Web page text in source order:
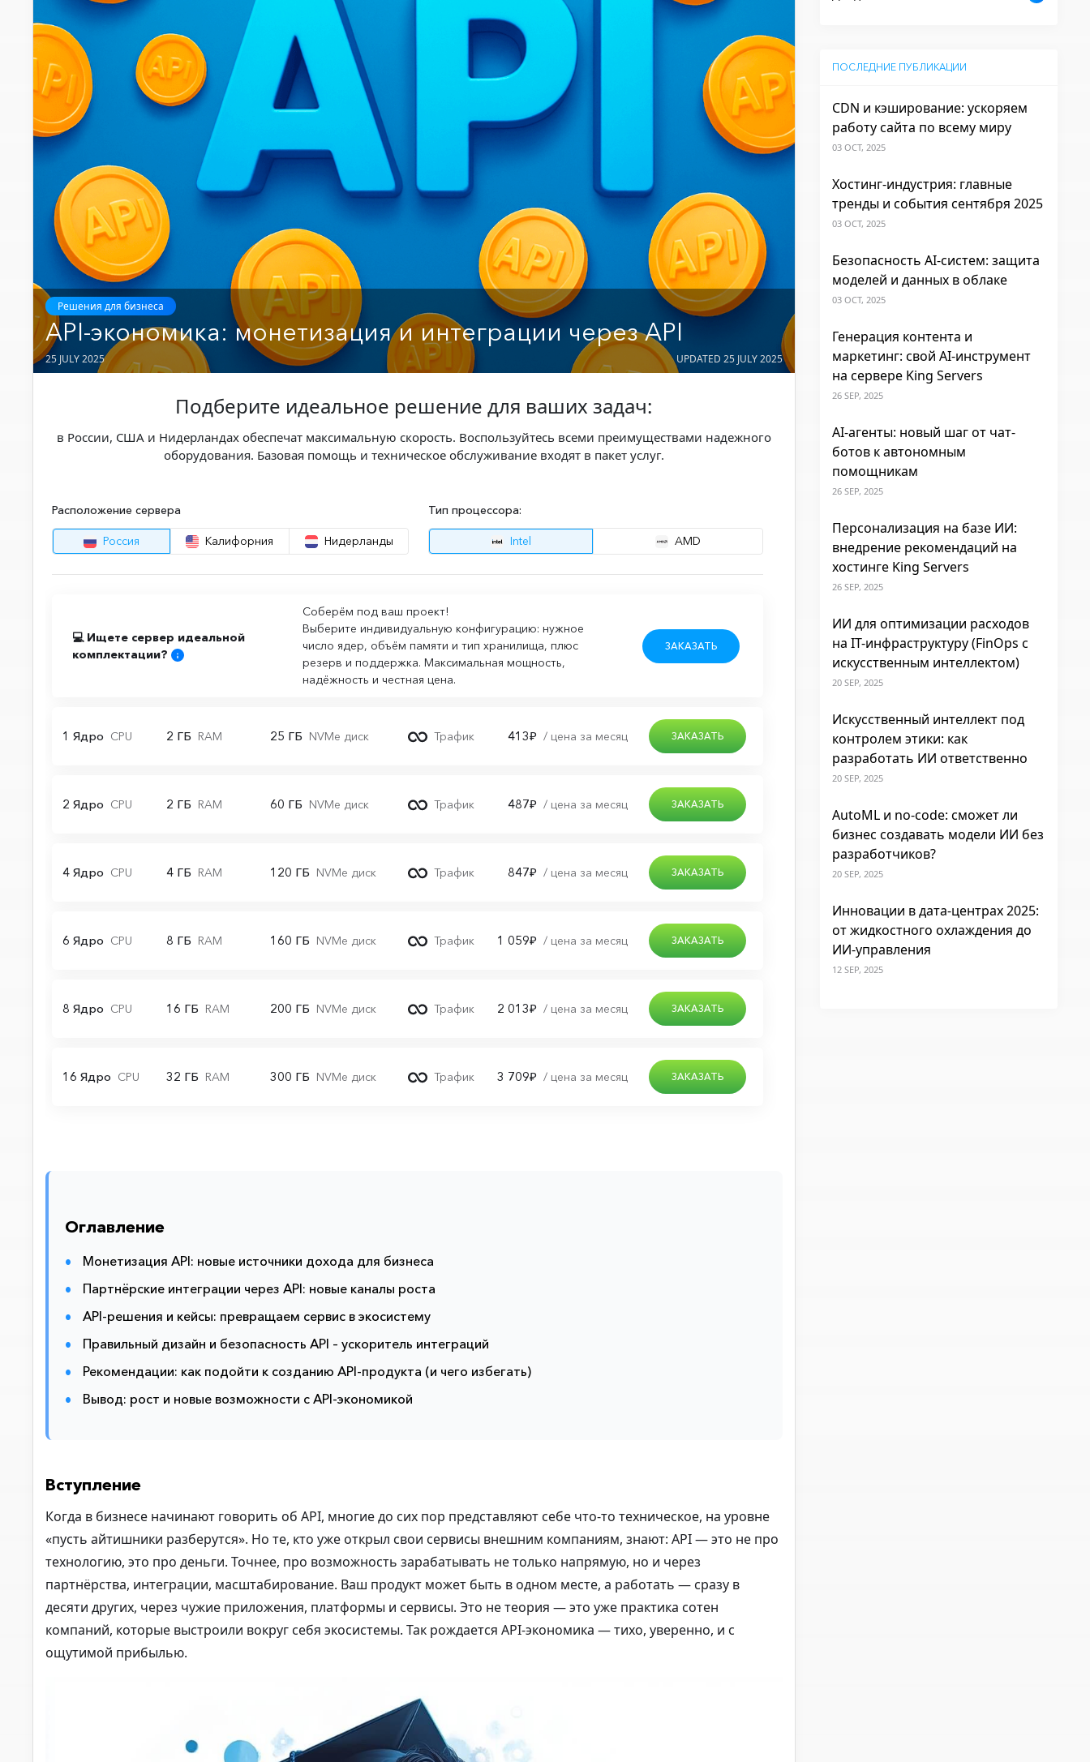
Решения для бизнеса
API-экономика: монетизация и интеграции через API
25 JULY 2025 UPDATED 25 JULY 2025
Подберите идеальное решение для ваших задач:
в России, США и Нидерландах обеспечат максимальную скорость. Воспользуйтесь всеми преимуществами надежного
оборудования. Базовая помощь и техническое обслуживание входят в пакет услуг.
Оглавление
Монетизация API: новые источники дохода для бизнеса
Партнёрские интеграции через API: новые каналы роста
API-решения и кейсы: превращаем сервис в экосистему
Правильный дизайн и безопасность API – ускоритель интеграций
Рекомендации: как подойти к созданию API-продукта (и чего избегать)
Вывод: рост и новые возможности с API-экономикой
Вступление
Когда в бизнесе начинают говорить об API, многие до сих пор представляют себе что-то техническое, на уровне
«пусть айтишники разберутся». Но те, кто уже открыл свои сервисы внешним компаниям, знают: API — это не про
технологию, это про деньги. Точнее, про возможность зарабатывать не только напрямую, но и через
партнёрства, интеграции, масштабирование. Ваш продукт может быть в одном месте, а работать — сразу в
десяти других, через чужие приложения, платформы и сервисы. Это не теория — это уже практика сотен
компаний, которые выстроили вокруг себя экосистемы. Так рождается API-экономика — тихо, уверенно, и с
ощутимой прибылью.
ПОСЛЕДНИЕ ПУБЛИКАЦИИ
CDN и кэширование: ускоряем
работу сайта по всему миру
03 OCT, 2025
Хостинг-индустрия: главные
тренды и события сентября 2025
03 OCT, 2025
Безопасность AI-систем: защита
моделей и данных в облаке
03 OCT, 2025
Генерация контента и
маркетинг: свой AI-инструмент
на сервере King Servers
26 SEP, 2025
AI-агенты: новый шаг от чат-
ботов к автономным
помощникам
26 SEP, 2025
Персонализация на базе ИИ:
внедрение рекомендаций на
хостинге King Servers
26 SEP, 2025
ИИ для оптимизации расходов
на IT-инфраструктуру (FinOps с
искусственным интеллектом)
20 SEP, 2025
Искусственный интеллект под
контролем этики: как
разработать ИИ ответственно
20 SEP, 2025
AutoML и no-code: сможет ли
бизнес создавать модели ИИ без
разработчиков?
20 SEP, 2025
Инновации в дата-центрах 2025:
от жидкостного охлаждения до
ИИ-управления
12 SEP, 2025